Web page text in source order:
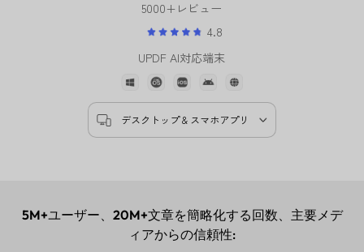
AI提供元
GPT-5 |
DeepSeek R1
5000+レビュー
UPDF AI対応端末
5M+ユーザー、 20M+文章を簡略化する回数、主要メデ
ィアからの信頼性: